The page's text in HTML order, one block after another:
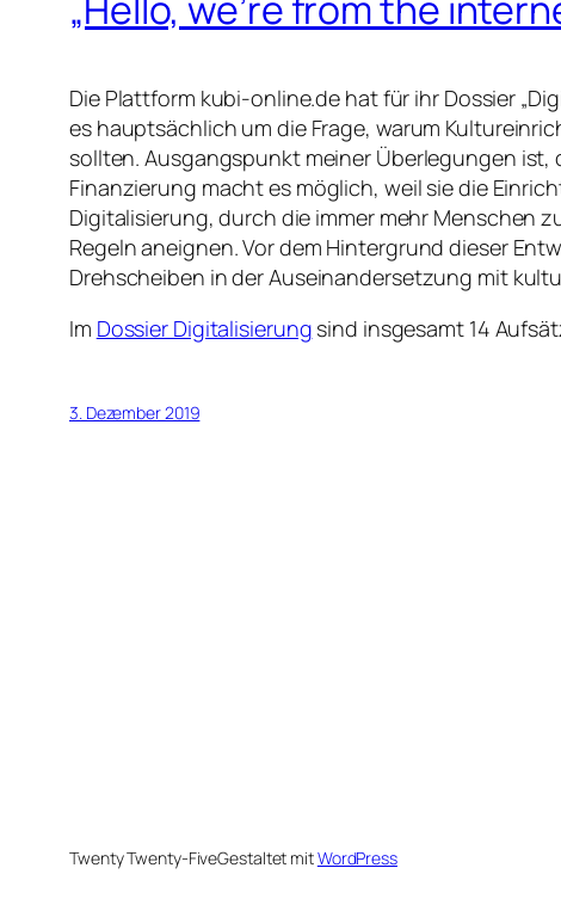
Die Plattform kubi-online.de hat für ihr Dossier
es hauptsächlich um die Frage, warum
sollten. Ausgangspunkt meiner Überlegungen
Finanzierung macht es möglich, weil sie die
Digitalisierung, durch die immer mehr Menschen
Regeln aneignen. Vor dem Hintergrund dieser
Drehscheiben in der Auseinandersetzung mit
Im Dossier Digitalisierung sind insgesamt 14
3. Dezember 2019
Twenty Twenty-FiveGestaltet mitWordPress